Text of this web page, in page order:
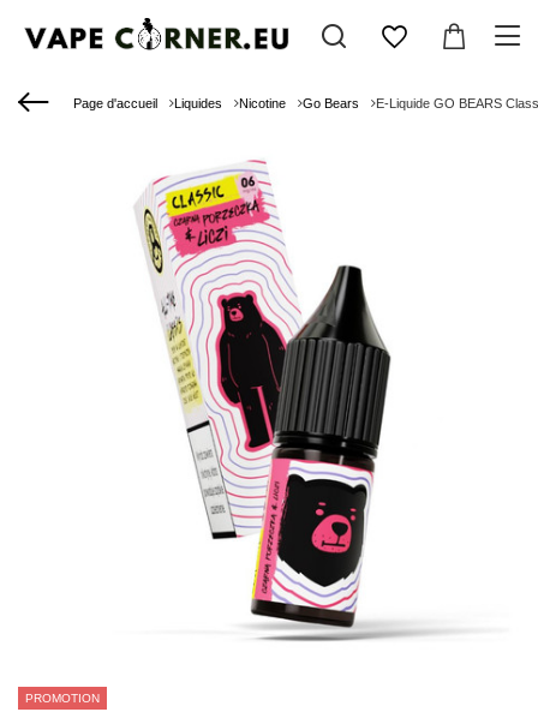
Page d'accueil Liquides Nicotine Go Bears E-Liquide GO BEARS
PROMOTION